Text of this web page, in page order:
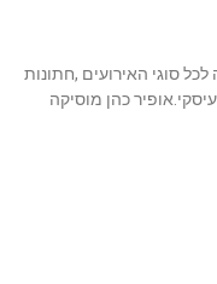
לכל סוגי האירועים ,חתונות
כהן מוסיקה